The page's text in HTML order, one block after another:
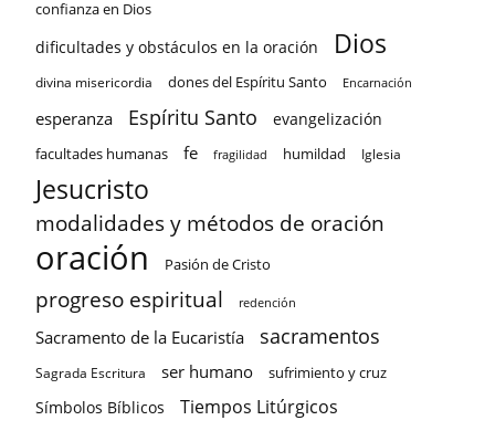
confianza en Dios
dificultades y obstáculos en la oración Dios
divina misericordia dones del Espíritu Santo Encarnación
esperanza Espíritu Santo evangelización
facultades humanas fe fragilidad humildad Iglesia
Jesucristo
modalidades y métodos de oración
oración Pasión de Cristo
progreso espiritual redención
Sacramento de la Eucaristía sacramentos
Sagrada Escritura ser humano sufrimiento y cruz
Símbolos Bíblicos Tiempos Litúrgicos